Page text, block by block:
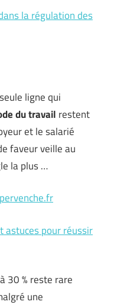
la régulation des
ligne qui
du travail restent
et le salarié
faveur veille au
la plus …
astuces pour réussir
30 % reste rare
une